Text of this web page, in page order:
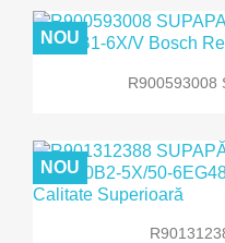
R900593008
NOU
NOU